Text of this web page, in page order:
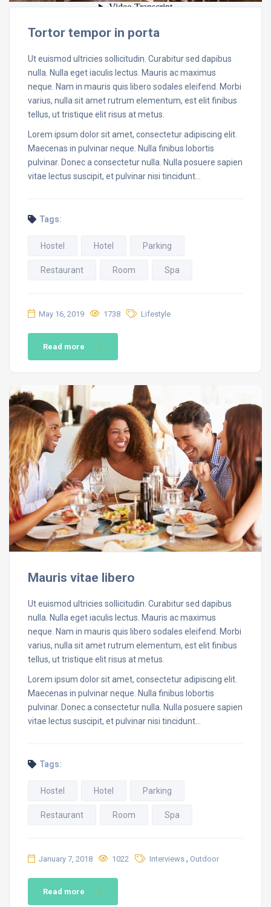
Tortor tempor in porta
Ut euismod ultricies sollicitudin. Curabitur sed dapibus
nulla. Nulla eget iaculis lectus. Mauris ac maximus
neque. Nam in mauris quis libero sodales eleifend. Morbi
varius, nulla sit amet rutrum elementum, est elit finibus
tellus, ut tristique elit risus at metus.
Lorem ipsum dolor sit amet, consectetur adipiscing elit.
Maecenas in pulvinar neque. Nulla finibus lobortis
pulvinar. Donec a consectetur nulla. Nulla posuere sapien
vitae lectus suscipit, et pulvinar nisi tincidunt…
Tags:
Hostel Hotel Parking
Restaurant Room Spa
May 16, 2019 1738 Lifestyle
Read more
Mauris vitae libero
Ut euismod ultricies sollicitudin. Curabitur sed dapibus
nulla. Nulla eget iaculis lectus. Mauris ac maximus
neque. Nam in mauris quis libero sodales eleifend. Morbi
varius, nulla sit amet rutrum elementum, est elit finibus
tellus, ut tristique elit risus at metus.
Lorem ipsum dolor sit amet, consectetur adipiscing elit.
Maecenas in pulvinar neque. Nulla finibus lobortis
pulvinar. Donec a consectetur nulla. Nulla posuere sapien
vitae lectus suscipit, et pulvinar nisi tincidunt…
Tags:
Hostel Hotel Parking
Restaurant Room Spa
January 7, 2018 1022 Interviews , Outdoor
Read more